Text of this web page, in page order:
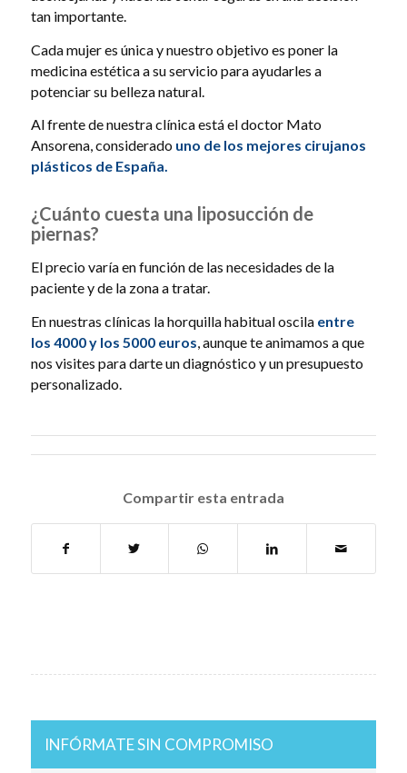
tan importante.
Cada mujer es única y nuestro objetivo es poner la
medicina estética a su servicio para ayudarles a
potenciar su belleza natural.
Al frente de nuestra clínica está el doctor Mato
Ansorena, considerado uno de los mejores cirujanos
plásticos de España.
¿Cuánto cuesta una liposucción de
piernas?
El precio varía en función de las necesidades de la
paciente y de la zona a tratar.
En nuestras clínicas la horquilla habitual oscila entre
los 4000 y los 5000 euros , aunque te animamos a que
nos visites para darte un diagnóstico y un presupuesto
personalizado.
Compartir esta entrada
INFÓRMATE SIN COMPROMISO